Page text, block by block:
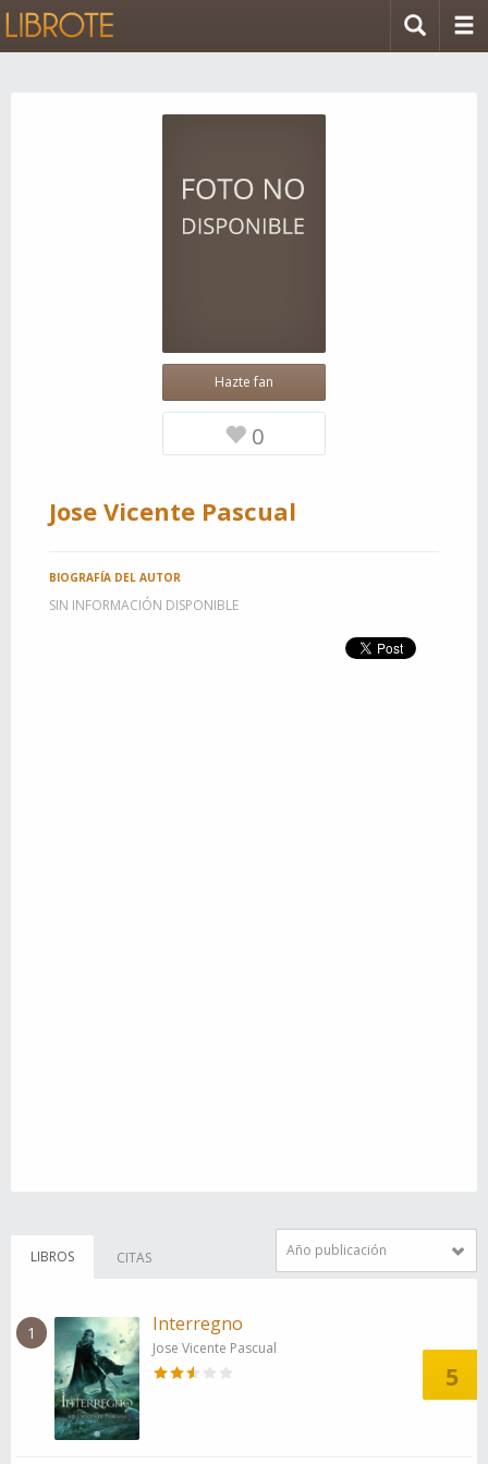
Hazte fan
0
Jose Vicente Pascual
BIOGRAFÍA DEL AUTOR
SIN INFORMACIÓN DISPONIBLE
LIBROS CITAS Año publicación
1 Interregno
Jose Vicente Pascual
5